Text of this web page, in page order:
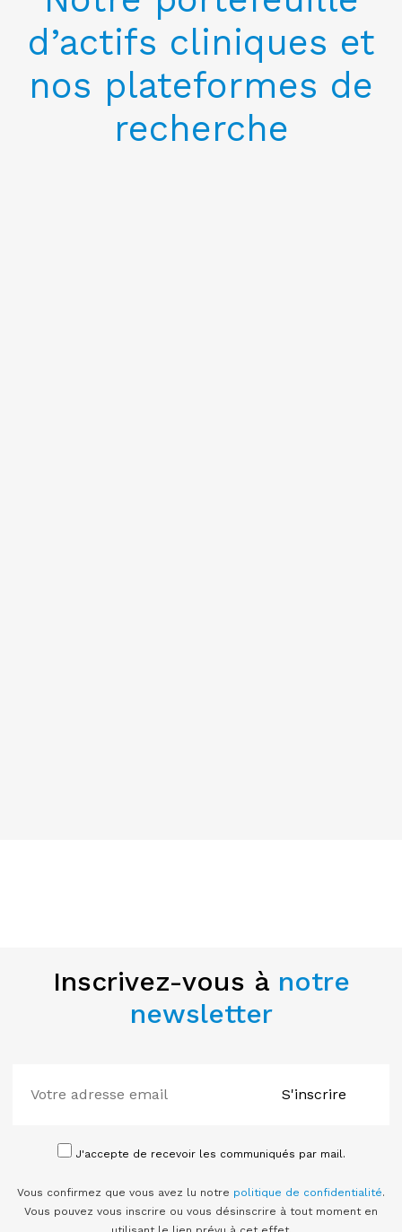
d’actifs cliniques et
nos plateformes de
recherche
Inscrivez-vous à notre
newsletter
S'inscrire
J'accepte de recevoir les communiqués par mail.
Vous confirmez que vous avez lu notre politique de confidentialité.
Vous pouvez vous inscrire ou vous désinscrire à tout moment en